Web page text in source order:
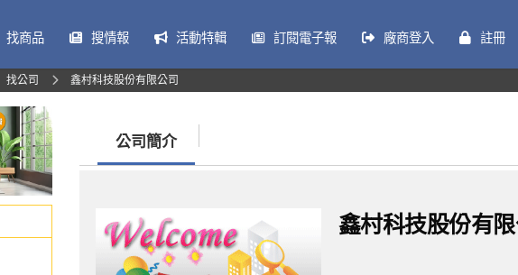
找商品 搜情報 活動特輯 訂閱電子報 廠商登入 註冊
找公司 鑫村科技股份有限公司
公司簡介
鑫村科技股份有限